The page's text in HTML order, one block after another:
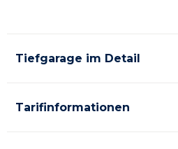
Tiefgarage im Detail
Tarifinformationen